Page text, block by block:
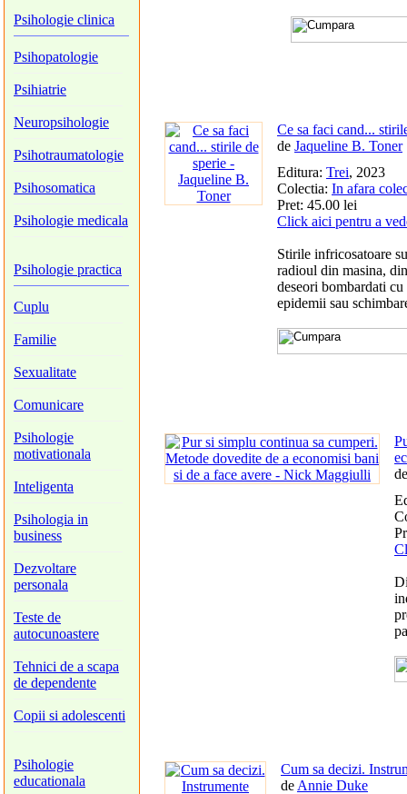
Psihologie clinica
Psihopatologie
Psihiatrie
Neuropsihologie
Psihotraumatologie
Psihosomatica
Psihologie medicala
Psihologie practica
Cuplu
Familie
Sexualitate
Comunicare
Psihologie
motivationala
Inteligenta
Psihologia in
business
Dezvoltare
personala
Teste de
autocunoastere
Tehnici de a scapa
de dependente
Copii si adolescenti
Psihologie
educationala
Ce sa faci cand...
de Jaqueline B. Toner
Editura: Trei, 2023
Colectia: In afara
Pret: 45.00 lei
Click aici pentru a
Stirile infricosatoare
radioul din masina,
deseori bombardati
epidemii sau
Cum sa decizi.
de Annie Duke